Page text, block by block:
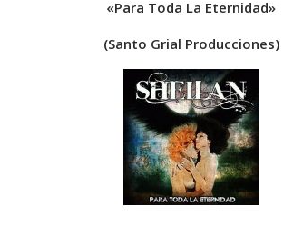
«Para Toda La Eternidad»
(Santo Grial Producciones)